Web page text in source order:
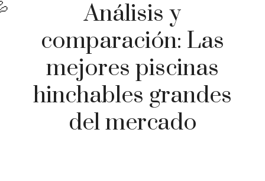
Análisis y
comparación: Las
mejores piscinas
hinchables grandes
del mercado